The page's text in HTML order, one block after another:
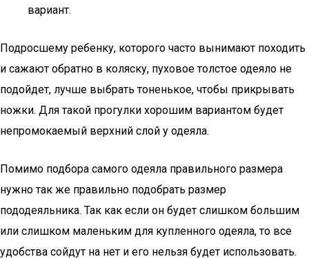
вариант.
Подросшему ребенку, которого часто вынимают походить
и сажают обратно в коляску, пуховое толстое одеяло не
подойдет, лучше выбрать тоненькое, чтобы прикрывать
ножки. Для такой прогулки хорошим вариантом будет
непромокаемый верхний слой у одеяла.
Помимо подбора самого одеяла правильного размера
нужно так же правильно подобрать размер
пододеяльника. Так как если он будет слишком большим
или слишком маленьким для купленного одеяла, то все
удобства сойдут на нет и его нельзя будет использовать.